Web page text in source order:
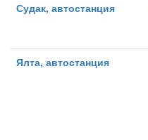
Судак, автостанция
Ялта, автостанция